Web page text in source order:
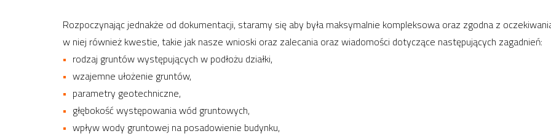
Rozpoczynając jednakże od dokumentacji, staramy się aby była maksymalnie kompleksowa oraz zgodna z
w niej również kwestie, takie jak nasze wnioski oraz zalecania oraz wiadomości dotyczące następujących zagadnień:
rodzaj gruntów występujących w podłożu działki,
wzajemne ułożenie gruntów,
parametry geotechniczne,
głębokość występowania wód gruntowych,
wpływ wody gruntowej na posadowienie budynku,